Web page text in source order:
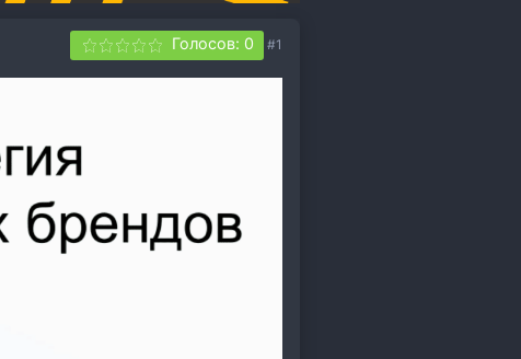
Голосов: 0 #1